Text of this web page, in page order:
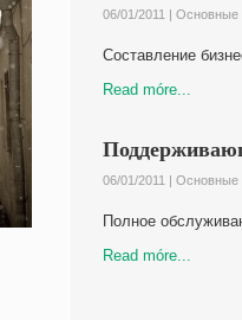
06/01/2011 | Oсновные
Составление
Read móre...
06/01/2011 | Oсновные
Полное
Read móre...